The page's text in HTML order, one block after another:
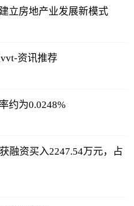
立房地产业发展新模式
资讯推荐
约为0.0248%
融资买入2247.54万元，占